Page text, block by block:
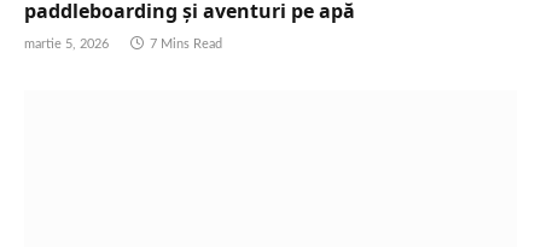
paddleboarding și aventuri pe apă
martie 5, 2026 7 Mins Read